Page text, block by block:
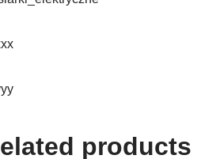
products